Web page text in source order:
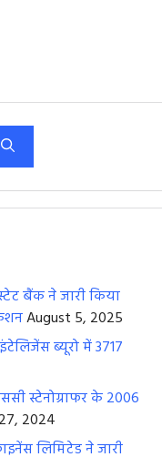
बैंक ने जारी किया
August 5, 2025
ब्यूरो में 3717
स्टेनोग्राफर के 2006
2024
लिमिटेड ने जारी